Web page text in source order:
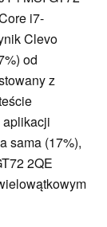
i7-
Clevo
od
z
sama (17%),
2QE